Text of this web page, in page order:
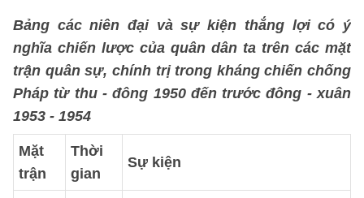
Bảng các niên đại và sự kiện thắng lợi có ý
nghĩa chiến lược của quân dân ta trên các mặt
trận quân sự, chính trị trong kháng chiến chống
Pháp từ thu - đông 1950 đến trước đông - xuân
1953 - 1954
Mặt
trận
Thời
gian
Sự kiện